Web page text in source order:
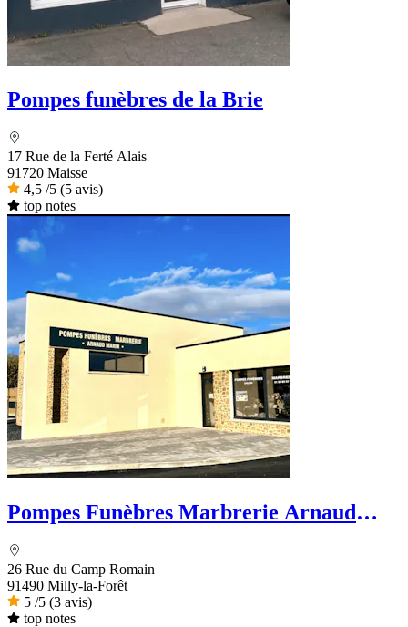
Pompes funèbres de la Brie
17 Rue de la Ferté Alais
91720 Maisse
4,5 /5 (5 avis)
top notes
Pompes Funèbres Marbrerie Arnaud
26 Rue du Camp Romain
91490 Milly-la-Forêt
5 /5 (3 avis)
top notes